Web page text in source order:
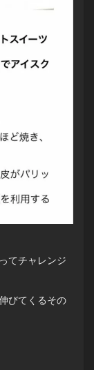
てチャレンジ
びてくるその